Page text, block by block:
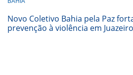
Novo Coletivo Bahia pela Paz
prevenção à violência em Juazeiro